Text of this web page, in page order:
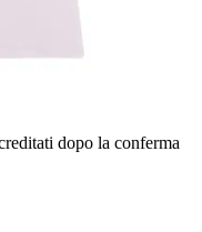
dopo la conferma